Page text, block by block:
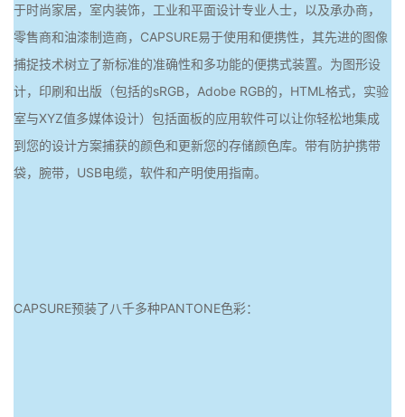
于时尚家居，室内装饰，工业和平面设计专业人士，以及承办商，
零售商和油漆制造商，CAPSURE易于使用和便携性，其先进的图像
捕捉技术树立了新标准的准确性和多功能的便携式装置。为图形设
计，印刷和出版（包括的sRGB，Adobe RGB的，HTML格式，实验
室与XYZ值多媒体设计）包括面板的应用软件可以让你轻松地集成
到您的设计方案捕获的颜色和更新您的存储颜色库。带有防护携带
袋，腕带，USB电缆，软件和产明使用指南。
CAPSURE预装了八千多种PANTONE色彩：